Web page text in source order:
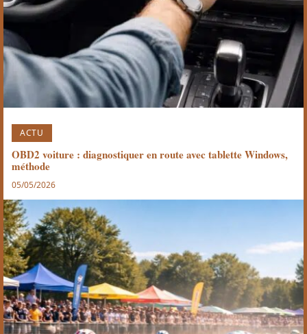
ACTU
OBD2 voiture : diagnostiquer en route avec tablette Windows,
méthode
05/05/2026